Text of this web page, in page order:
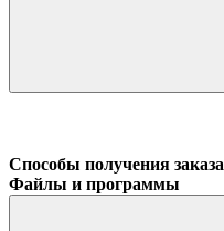
Способы получения заказа
Файлы и программы